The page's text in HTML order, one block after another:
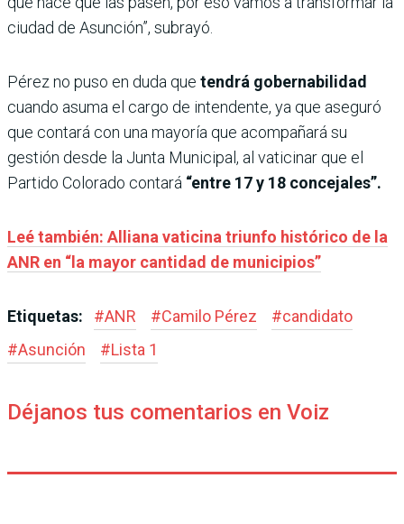
ciudad de Asunción”, subrayó.
Pérez no puso en duda que tendrá gobernabilidad
cuando asuma el cargo de intendente, ya que aseguró
que contará con una mayoría que acompañará su
gestión desde la Junta Municipal, al vaticinar que el
Partido Colorado contará “entre 17 y 18 concejales”.
Leé también: Alliana vaticina triunfo histórico de la
ANR en “la mayor cantidad de municipios”
Etiquetas: #ANR #Camilo Pérez #candidato
#Asunción #Lista 1
Déjanos tus comentarios en Voiz